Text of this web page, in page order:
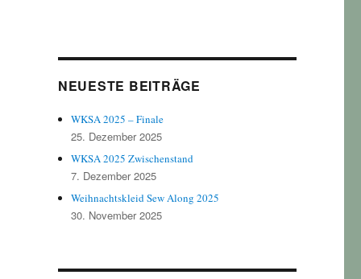
NEUESTE BEITRÄGE
WKSA 2025 – Finale
25. Dezember 2025
WKSA 2025 Zwischenstand
7. Dezember 2025
Weihnachtskleid Sew Along 2025
30. November 2025